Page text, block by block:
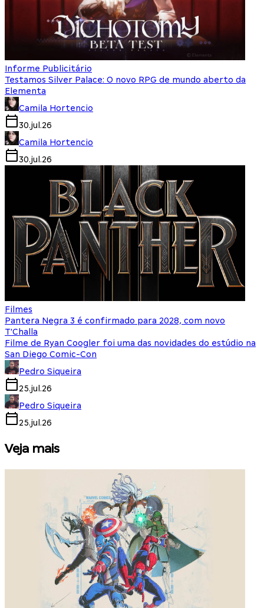
Informe Publicitário
Testamos Silver Palace: O novo RPG de mundo aberto da
Elementa
Camila Hortencio
30.jul.26
Camila Hortencio
30.jul.26
Filmes
Pantera Negra 3 é confirmado para 2028, com novo
T'Challa
Filme de Ryan Coogler foi uma das novidades do estúdio na
San Diego Comic-Con
Pedro Siqueira
25.jul.26
Pedro Siqueira
25.jul.26
Veja mais